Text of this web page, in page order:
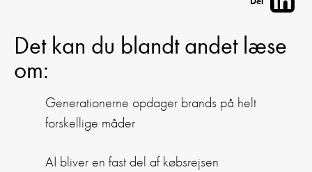
Det kan du blandt andet læse
om:
Generationerne opdager brands på helt
forskellige måder
AI bliver en fast del af købsrejsen